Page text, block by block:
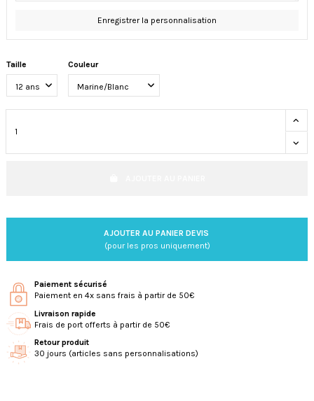
Enregistrer la personnalisation
Taille Couleur
AJOUTER AU PANIER DEVIS
(pour les pros uniquement)
Paiement sécurisé
Paiement en 4x sans frais à partir de 50€
Livraison rapide
Frais de port offerts à partir de 50€
Retour produit
30 jours (articles sans personnalisations)